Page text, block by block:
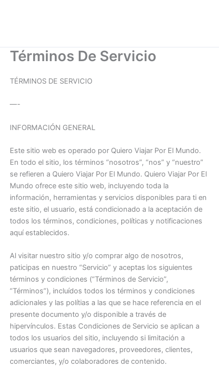
Términos De Servicio
TÉRMINOS DE SERVICIO
—-
INFORMACIÓN GENERAL
Este sitio web es operado por Quiero Viajar Por El Mundo.
En todo el sitio, los términos “nosotros”, “nos” y “nuestro”
se refieren a Quiero Viajar Por El Mundo. Quiero Viajar Por El
Mundo ofrece este sitio web, incluyendo toda la
información, herramientas y servicios disponibles para ti en
este sitio, el usuario, está condicionado a la aceptación de
todos los términos, condiciones, políticas y notificaciones
aquí establecidos.
Al visitar nuestro sitio y/o comprar algo de nosotros,
paticipas en nuestro “Servicio” y aceptas los siguientes
términos y condiciones (“Términos de Servicio”,
“Términos”), incluídos todos los términos y condiciones
adicionales y las polítias a las que se hace referencia en el
presente documento y/o disponible a través de
hipervínculos. Estas Condiciones de Servicio se aplican a
todos los usuarios del sitio, incluyendo si limitación a
usuarios que sean navegadores, proveedores, clientes,
comerciantes, y/o colaboradores de contenido.